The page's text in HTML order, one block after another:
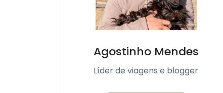
Agostinho Mendes
Líder de viagens e blogger